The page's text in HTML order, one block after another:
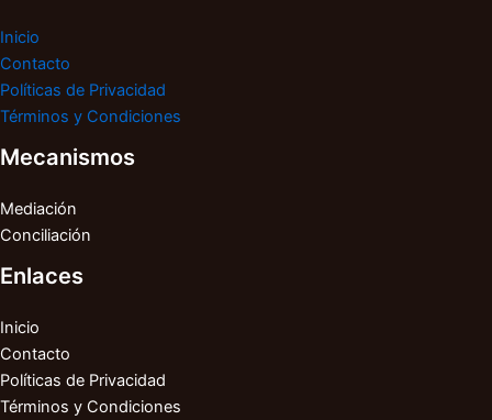
Inicio
Contacto
Políticas de Privacidad
Términos y Condiciones
Mecanismos
Mediación
Conciliación
Enlaces
Inicio
Contacto
Políticas de Privacidad
Términos y Condiciones